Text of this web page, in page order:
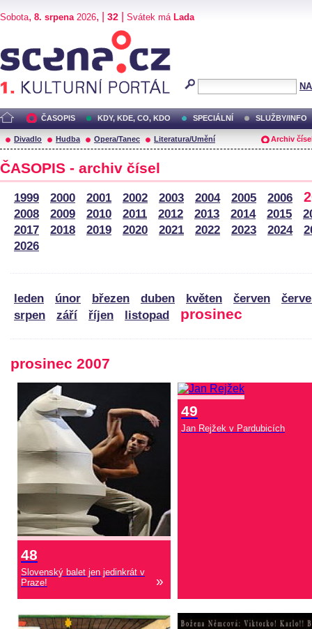
Sobota, 8. srpena2026, | 32 Svátek má Lada
ČASOPIS KDY, KDE, CO, KDO SPECIÁLNÍ SLUŽBY/INFO
Divadlo Hudba Opera/Tanec Literatura/Umění Archiv
ČASOPIS - archiv čísel
1999 2000 2001 2002 2003 2004 2005 2006
2008 2009 2010 2011 2012 2013 2014 2015
2017
2018 2019 2020 2021 2022 2023 2024
2026
leden únor březen duben květen červen
srpen
září říjen listopad prosinec
prosinec 2007
48
Slovenský balet jen jedinkrát v
Praze!
»
49
Jan Rejžek v Pardubicích